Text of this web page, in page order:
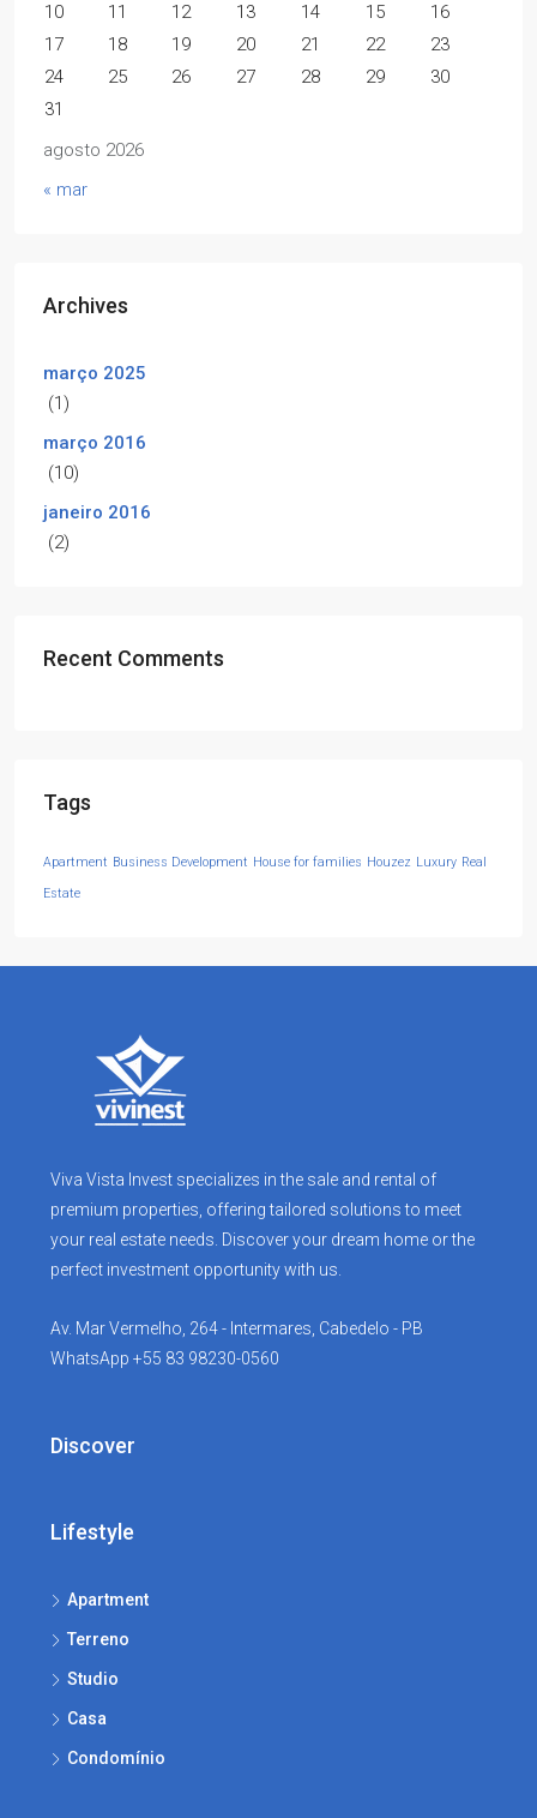
agosto 2026
10
11 12 13 14 15
16
17
18 19 20 21 22
23
24
25 26 27 28 29
30
31
« mar
Archives
março 2025
(1)
março 2016
(10)
janeiro 2016
(2)
Recent Comments
Tags
Apartment Business Development House for families Houzez Luxury Real
Estate
Viva Vista Invest specializes in the sale and rental of
premium properties, offering tailored solutions to meet
your real estate needs. Discover your dream home or the
perfect investment opportunity with us.
Av. Mar Vermelho, 264 - Intermares, Cabedelo - PB
WhatsApp +55 83 98230-0560
Discover
Lifestyle
Apartment
Terreno
Studio
Casa
Condomínio